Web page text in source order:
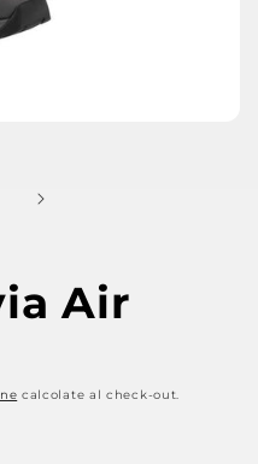
Air
calcolate al check-out.